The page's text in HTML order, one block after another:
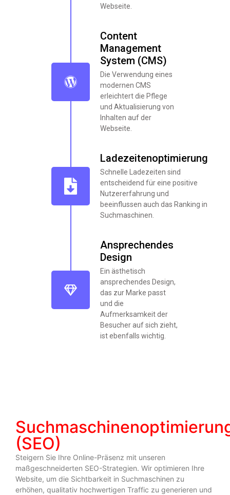
Webseite.
Content
Management
System (CMS)
Die Verwendung eines
modernen CMS
erleichtert die Pflege
und Aktualisierung von
Inhalten auf der
Webseite.
Ladezeitenoptimierung
Schnelle Ladezeiten sind
entscheidend für eine positive
Nutzererfahrung und
beeinflussen auch das Ranking in
Suchmaschinen.
Ansprechendes
Design
Ein ästhetisch
ansprechendes Design,
das zur Marke passt
und die
Aufmerksamkeit der
Besucher auf sich zieht,
ist ebenfalls wichtig.
(SEO)
Steigern Sie Ihre Online-Präsenz mit unseren
maßgeschneiderten SEO-Strategien. Wir optimieren Ihre
Website, um die Sichtbarkeit in Suchmaschinen zu
erhöhen, qualitativ hochwertigen Traffic zu generieren und